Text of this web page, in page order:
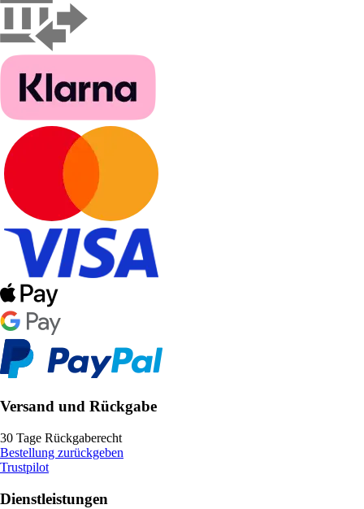
Versand und Rückgabe
30 Tage Rückgaberecht
Bestellung zurückgeben
Trustpilot
Dienstleistungen